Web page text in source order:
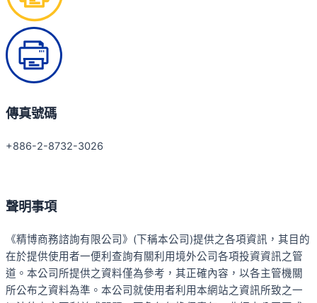
傳真號碼
+886-2-8732-3026
聲明事項
《精博商務諮詢有限公司》(下稱本公司)提供之各項資訊，其目的
在於提供使用者一便利查詢有關利用境外公司各項投資資訊之管
道。本公司所提供之資料僅為參考，其正確內容，以各主管機關
所公布之資料為準。本公司就使用者利用本網站之資訊所致之一